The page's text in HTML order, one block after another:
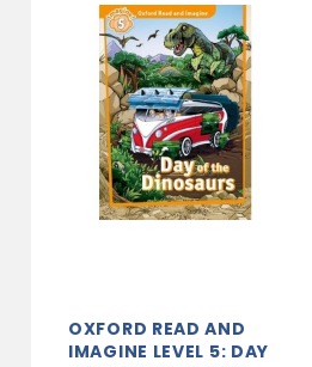
OXFORD READ AND
IMAGINE LEVEL 5: DAY